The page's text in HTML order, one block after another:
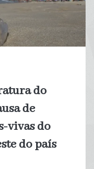
do
de
vivas do
do país